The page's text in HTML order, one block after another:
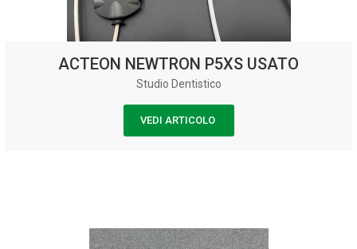
ACTEON NEWTRON P5XS USATO
Studio Dentistico
VEDI ARTICOLO